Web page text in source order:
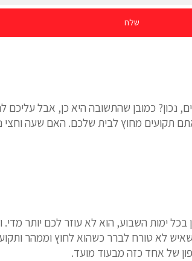
נכון? כמובן שהתשובה היא כן, אבל עליכם
תקועים מחוץ לבית שלכם. האם שעה וחצי
ימות השבוע, הוא לא עוזר לכם יותר מדי.
שאיש לא טורח לברר כשהוא לחוץ וממהר
של אחד כזה מבעוד מועד.